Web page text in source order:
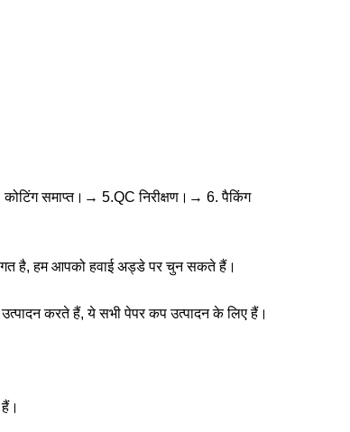
समाप्त।→ 5.QC निरीक्षण।→ 6. पैकिंग
है, हम आपको हवाई अड्डे पर चुन सकते हैं।
करते हैं, ये सभी पेपर कप उत्पादन के लिए हैं।